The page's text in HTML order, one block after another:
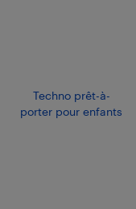
Techno prêt-à-
porter pour enfants